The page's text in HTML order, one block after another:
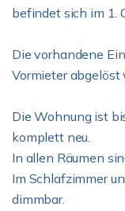
befindet sich im 1.
Die vorhandene
Vormieter abgelöst
Die Wohnung ist
komplett neu.
In allen Räumen
Im Schlafzimmer
dimmbar.